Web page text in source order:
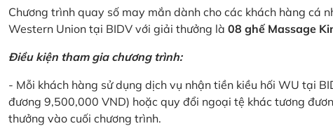
Chương trình quay số may mắn dành cho các khách hàng cá
Western Union tại BIDV với giải thưởng là 08 ghế Massage
Điều kiện tham gia chương trình:
- Mỗi khách hàng sử dụng dịch vụ nhận tiền kiều hối WU tại
đương 9,500,000 VND) hoặc quy đổi ngoại tệ khác tương
thưởng vào cuối chương trình.